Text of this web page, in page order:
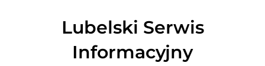
Lubelski Serwis
Informacyjny